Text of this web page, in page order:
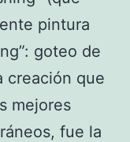
pintura
goteo de
creación que
mejores
fue la